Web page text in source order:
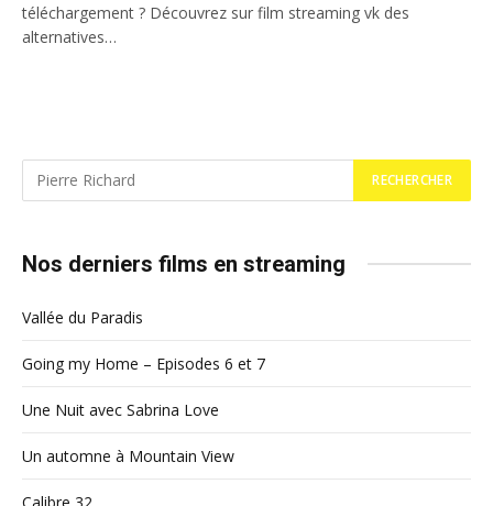
téléchargement ? Découvrez sur film streaming vk des
alternatives…
Nos derniers films en streaming
Vallée du Paradis
Going my Home – Episodes 6 et 7
Une Nuit avec Sabrina Love
Un automne à Mountain View
Calibre 32